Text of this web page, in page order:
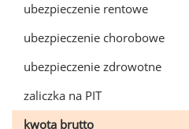
ubezpieczenie rentowe
ubezpieczenie chorobowe
ubezpieczenie zdrowotne
zaliczka na PIT
kwota brutto